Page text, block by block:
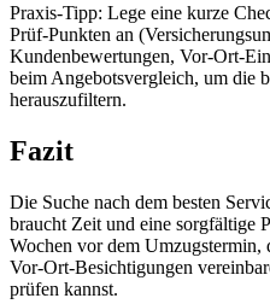
Praxis‑Tipp: Lege eine kurze
Prüf‑Punkten an
Kundenbewertungen,
beim Angebotsvergleich, um die
herauszufiltern.
Fazit
Die Suche nach dem besten
braucht Zeit und eine sorgfältige
Wochen vor dem Umzugstermin,
Vor‑Ort‑Besichtigungen
prüfen kannst.